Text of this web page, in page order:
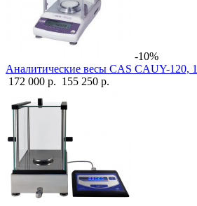
-10%
Аналитические весы CAS CAUY-120,
172 000 р. 155 250 р.